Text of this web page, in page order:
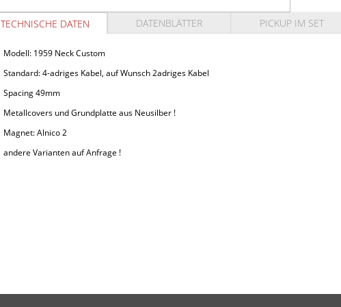
TECHNISCHE DATEN DATENBLÄTTER PICKUP IM SET
Modell: 1959 Neck Custom
Standard: 4-adriges Kabel, auf Wunsch 2adriges Kabel
Spacing 49mm
Metallcovers und Grundplatte aus Neusilber !
Magnet: Alnico 2
andere Varianten auf Anfrage !